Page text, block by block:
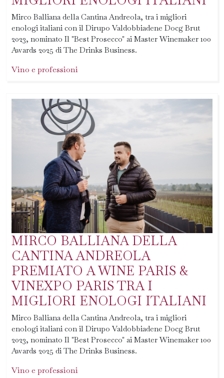
Mirco Balliana della Cantina Andreola, tra i migliori
enologi italiani con il Dirupo Valdobbiadene Docg Brut
2023, nominato Il "Best Prosecco" ai Master Winemaker 100
Awards 2025 di The Drinks Business.
Vino e professioni
MIRCO BALLIANA DELLA
CANTINA ANDREOLA
PREMIATO A WINE PARIS &
VINEXPO PARIS TRA I
MIGLIORI ENOLOGI ITALIANI
Mirco Balliana della Cantina Andreola, tra i migliori
enologi italiani con il Dirupo Valdobbiadene Docg Brut
2023, nominato Il "Best Prosecco" ai Master Winemaker 100
Awards 2025 di The Drinks Business.
Vino e professioni